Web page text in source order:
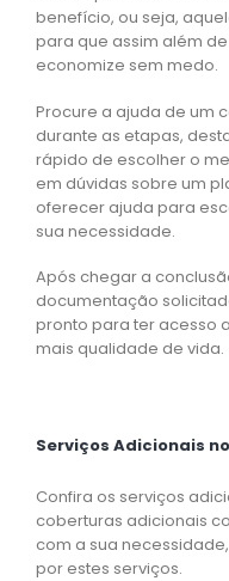
benefício, ou seja,
para que assim além
economize sem medo.
Procure a ajuda de um
durante as etapas,
rápido de escolher o
em dúvidas sobre um
oferecer ajuda para
sua necessidade.
Após chegar a
documentação
pronto para ter acesso
mais qualidade de vida.
Serviços Adicionais
Confira os serviços
coberturas adicionais
com a sua
por estes serviços.